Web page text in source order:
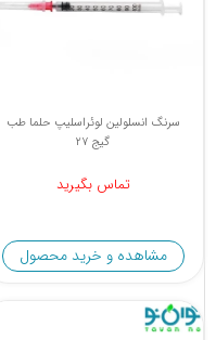
سرنگ انسلولین لوئراسلیپ حلما طب
گیج 27
تماس بگیرید
مشاهده و خرید محصول